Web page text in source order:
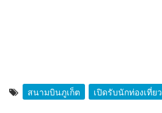
สนามบินภูเก็ต เปิดรับนักท่องเที่ยว